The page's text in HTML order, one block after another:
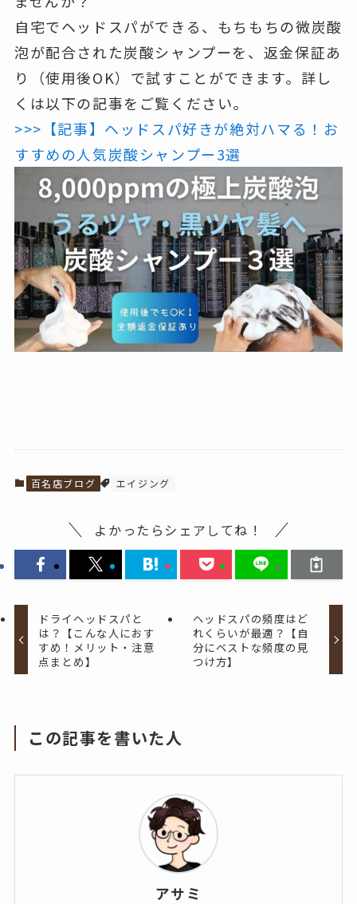
自宅でヘッドスパができる、もちもちの微炭酸
泡が配合された炭酸シャンプーを、 返金保証あ
り（使用後OK） で試すことができます。詳し
くは以下の記事をご覧ください。
>>>【記事】ヘッドスパ好きが絶対ハマる！お
すすめの人気炭酸シャンプー3選
百名店ブログ エイジング
よかったらシェアしてね！
ドライヘッドスパと
は？【こんな人におす
すめ！メリット・注意
点まとめ】
ヘッドスパの頻度はど
れくらいが最適？【自
分にベストな頻度の見
つけ方】
この記事を書いた人
アサミ